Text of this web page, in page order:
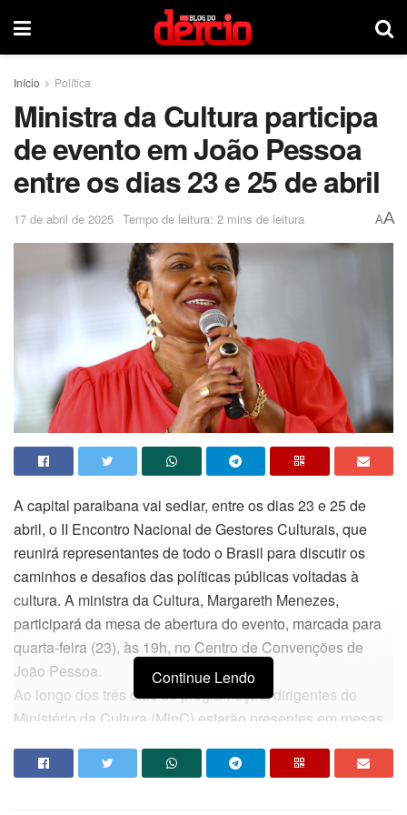
Início Política
Ministra da Cultura participa
de evento em João Pessoa
entre os dias 23 e 25 de abril
17 de abril de 2025 Tempo de leitura: 2 mins de leitura AA
A capital paraibana vai sediar, entre os dias 23 e 25 de
abril, o II Encontro Nacional de Gestores Culturais, que
reunirá representantes de todo o Brasil para discutir os
caminhos e desafios das políticas públicas voltadas à
cultura. A ministra da Cultura, Margareth Menezes,
participará da mesa de abertura do evento, marcada para
quarta-feira (23), às 19h, no Centro de Convenções de
João Pessoa.
Ao longo dos três dias de programação, dirigentes do
Ministério da Cultura (MinC) estarão presentes em mesas
de fortalecer a atuação de estados e municípios na
Continue Lendo